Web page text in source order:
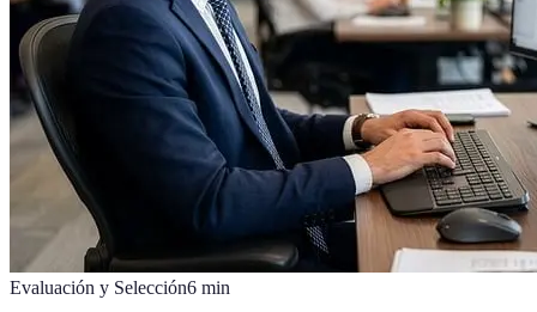
Evaluación y Selección6 min